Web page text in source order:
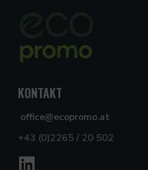
KONTAKT
office@ecopromo.at
+43 (0)2265 / 20 502